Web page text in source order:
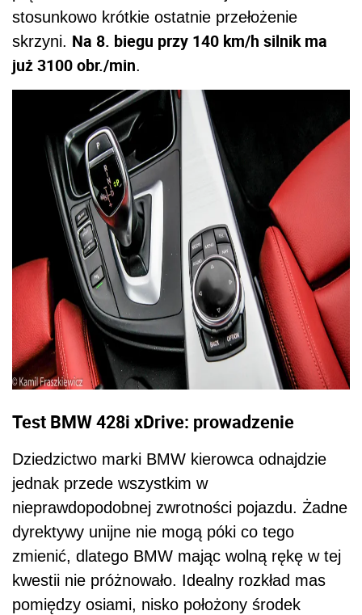
stosunkowo krótkie ostatnie przełożenie
skrzyni. Na 8. biegu przy 140 km/h silnik ma
już 3100 obr./min.
Test BMW 428i xDrive: prowadzenie
Dziedzictwo marki BMW kierowca odnajdzie
jednak przede wszystkim w
nieprawdopodobnej zwrotności pojazdu. Żadne
dyrektywy unijne nie mogą póki co tego
zmienić, dlatego BMW mając wolną rękę w tej
kwestii nie próżnowało. Idealny rozkład mas
pomiędzy osiami, nisko położony środek